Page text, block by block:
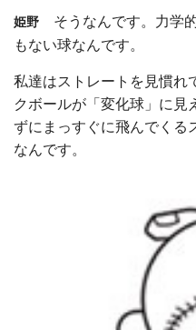
姫野 そうなんです。力学
もない球なんです。
私達はストレートを見慣れ
クボールが「変化球」に見
ずにまっすぐに飛んでくる
なんです。